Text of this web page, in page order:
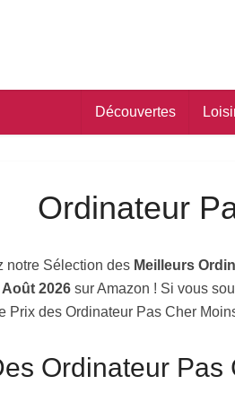
Découvertes
Ordinateur
notre Sélection des Meilleurs
Août 2026 sur Amazon ! Si vous
Prix des Ordinateur Pas Cher
Ordinateur Pas